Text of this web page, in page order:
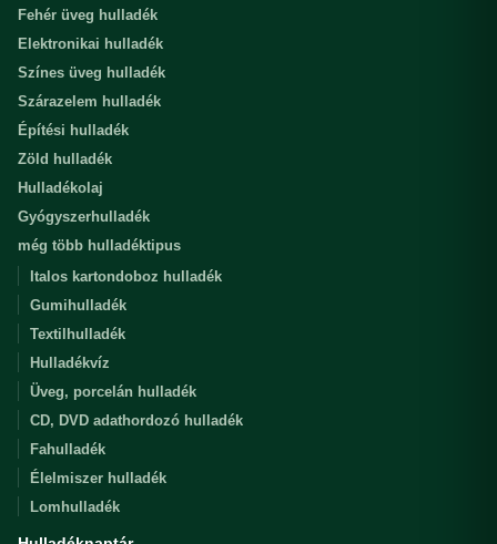
Fehér üveg hulladék
Elektronikai hulladék
Színes üveg hulladék
Szárazelem hulladék
Építési hulladék
Zöld hulladék
Hulladékolaj
Gyógyszerhulladék
még több hulladéktipus
Italos kartondoboz hulladék
Gumihulladék
Textilhulladék
Hulladékvíz
Üveg, porcelán hulladék
CD, DVD adathordozó hulladék
Fahulladék
Élelmiszer hulladék
Lomhulladék